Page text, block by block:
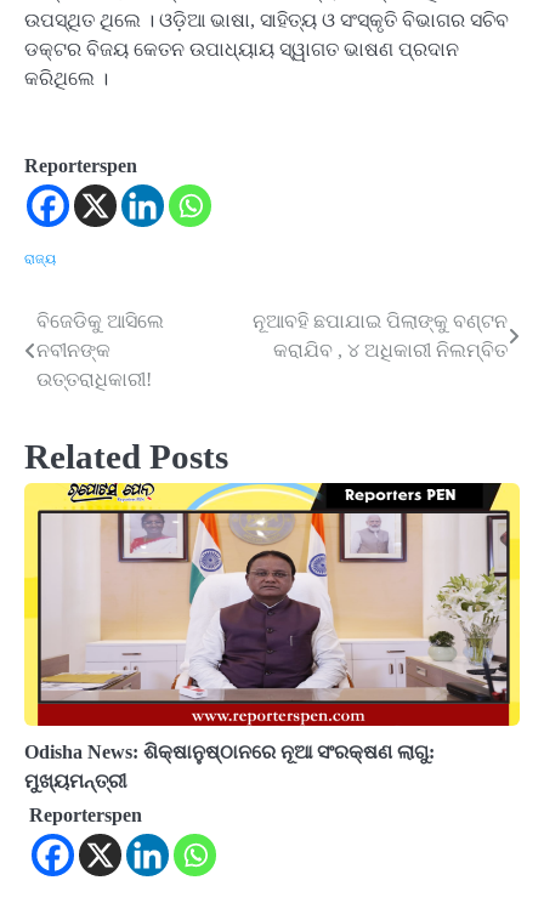
ଉପସ୍ଥିତ ଥିଲେ । ଓଡ଼ିଆ ଭାଷା, ସାହିତ୍ୟ ଓ ସଂସ୍କୃତି ବିଭାଗର ସଚିବ
ଡକ୍ଟର ବିଜୟ କେତନ ଉପାଧ୍ୟାୟ ସ୍ୱାଗତ ଭାଷଣ ପ୍ରଦାନ
କରିଥିଲେ ।
Reporterspen
ରାଜ୍ୟ
Post
navigation
ବିଜେଡିକୁ ଆସିଲେ
ନବୀନଙ୍କ
ଉତ୍ତରାଧିକାରୀ!
ନୂଆବହି ଛପାଯାଇ ପିଲାଙ୍କୁ ବଣ୍ଟନ
କରାଯିବ , ୪ ଅଧିକାରୀ ନିଲମ୍ବିତ
Related Posts
Odisha News: ଶିକ୍ଷାନୁଷ୍ଠାନରେ ନୂଆ ସଂରକ୍ଷଣ ଲାଗୁ:
ମୁଖ୍ୟମନ୍ତ୍ରୀ
Reporterspen